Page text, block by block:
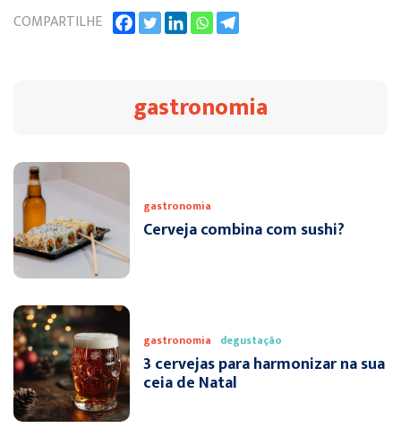
COMPARTILHE
gastronomia
gastronomia
Cerveja combina com sushi?
gastronomia degustação
3 cervejas para harmonizar na sua
ceia de Natal